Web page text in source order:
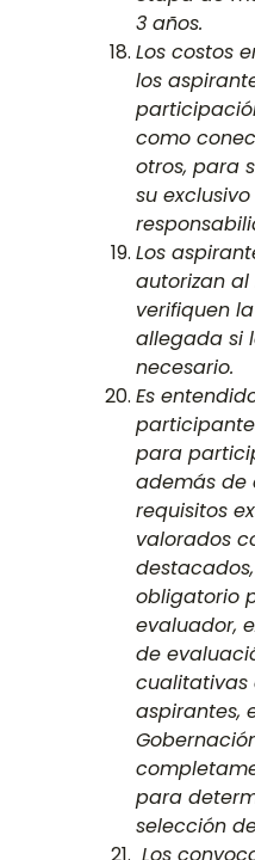
3 años.
Los costos
los
como
otros, para
su
Los
autorizan al
verifiquen
allegada si
necesario.
Es
para
además de
requisitos
valorados
obligatorio
evaluador,
de
cualitativas
aspirantes,
para
selección